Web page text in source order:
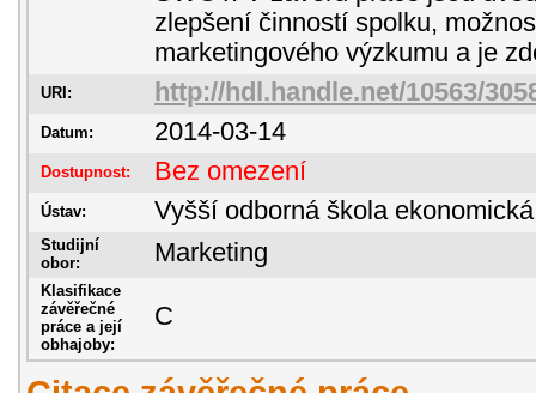
zlepšení činností spolku,
marketingového výzkumu a je
URI: http://hdl.handle.net/10563/
Datum: 2014-03-14
Dostupnost: Bez omezení
Ústav: Vyšší odborná škola ekonomická
Studijní
obor:
Marketing
Klasifikace
závěřečné
práce a její
obhajoby:
C